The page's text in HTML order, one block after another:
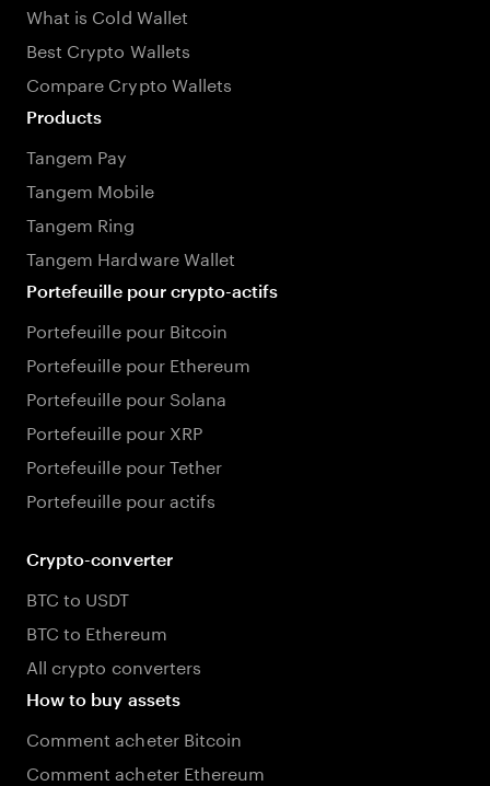
What is Cold Wallet
Best Crypto Wallets
Compare Crypto Wallets
Products
Tangem Pay
Tangem Mobile
Tangem Ring
Tangem Hardware Wallet
Portefeuille pour crypto-actifs
Portefeuille pour Bitcoin
Portefeuille pour Ethereum
Portefeuille pour Solana
Portefeuille pour XRP
Portefeuille pour Tether
Portefeuille pour actifs
Crypto-converter
BTC to USDT
BTC to Ethereum
All crypto converters
How to buy assets
Comment acheter Bitcoin
Comment acheter Ethereum